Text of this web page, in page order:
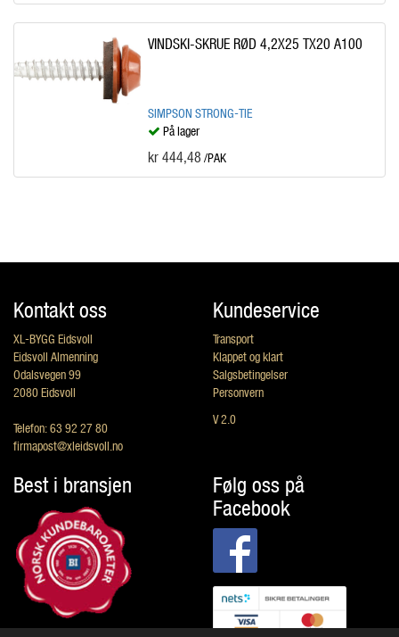
VINDSKI-SKRUE RØD 4,2X25 TX20 A100
SIMPSON STRONG-TIE
På lager
kr 444,48 /PAK
Kontakt oss
XL-BYGG Eidsvoll
Eidsvoll Almenning
Odalsvegen 99
2080 Eidsvoll
Telefon: 63 92 27 80
firmapost@xleidsvoll.no
Kundeservice
Transport
Klappet og klart
Salgsbetingelser
Personvern
V 2.0
Best i bransjen
Følg oss på
Facebook